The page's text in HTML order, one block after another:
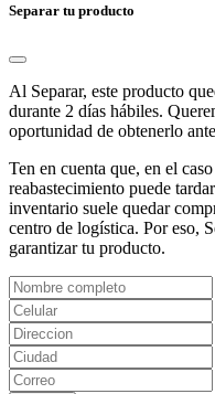
Separar tu producto
Al Separar, este producto
durante 2 días hábiles.
oportunidad de obtenerlo
Ten en cuenta que, en el
reabastecimiento puede
inventario suele quedar
centro de logística. Por eso,
garantizar tu producto.